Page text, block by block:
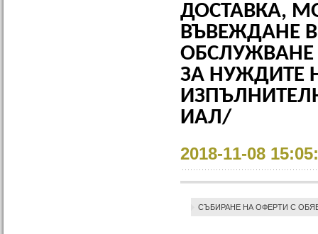
ДОСТАВКА,
ВЪВЕЖДАНЕ
ОБСЛУЖВАНЕ
ЗА НУЖДИТЕ
ИАЛ/
2018-11-08
СЪБИРАНЕ НА ОФЕРТИ С